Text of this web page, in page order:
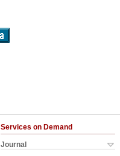
Services on Demand
Journal